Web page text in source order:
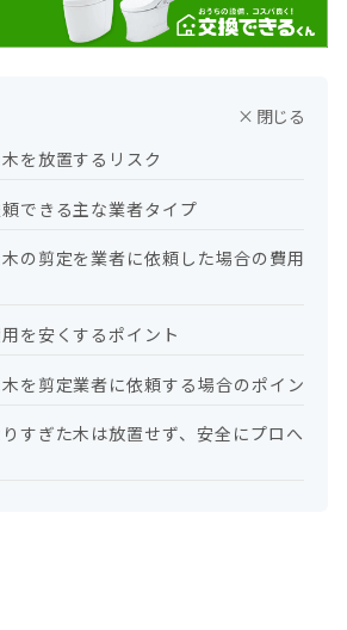
を放置するリスク
できる主な業者タイプ
の剪定を業者に依頼した場合の費用相
を安くするポイント
を剪定業者に依頼する場合のポイント
すぎた木は放置せず、安全にプロへ依